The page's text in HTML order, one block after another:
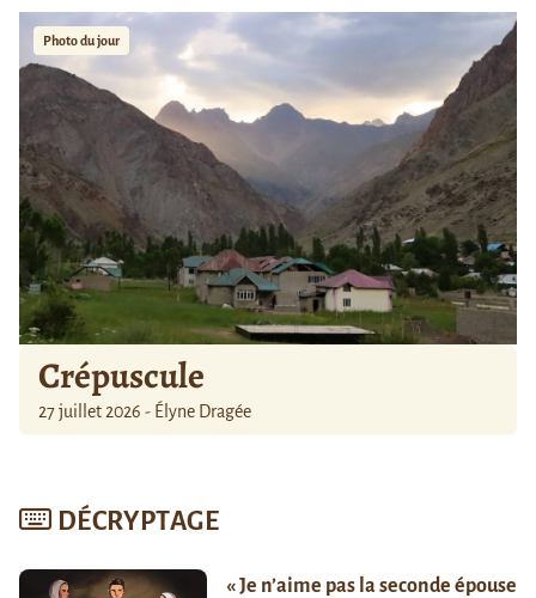
Photo du jour
Crépuscule
27 juillet 2026 - Élyne Dragée
DÉCRYPTAGE
« Je n’aime pas la seconde épouse